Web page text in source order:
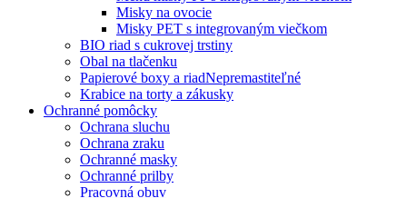
Misky na ovocie
Misky PET s integrovaným viečkom
BIO riad s cukrovej trstiny
Obal na tlačenku
Papierové boxy a riadNepremastiteľné
Krabice na torty a zákusky
Ochranné pomôcky
Ochrana sluchu
Ochrana zraku
Ochranné masky
Ochranné prilby
Pracovná obuv